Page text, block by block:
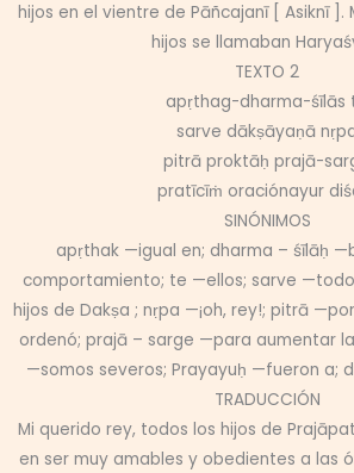
hijos en el vientre de Pāñcajanī [ Asiknī ].
hijos se llamaban
TEXTO 2
apṛthag-dharma-śīlās
sarve dākṣāyaṇā
pitrā proktāḥ prajā-
pratīcīṁ oraciónayur
SINÓNIMOS
apṛthak —igual en; dharma – śīlāḥ
comportamiento; te —ellos; sarve
hijos de Dakṣa ; nṛpa —¡oh, rey!; pitrā
ordenó; prajā – sarge —para aumentar
—somos severos; Prayayuḥ —fueron a;
TRADUCCIÓN
Mi querido rey, todos los hijos de
en ser muy amables y obedientes a las